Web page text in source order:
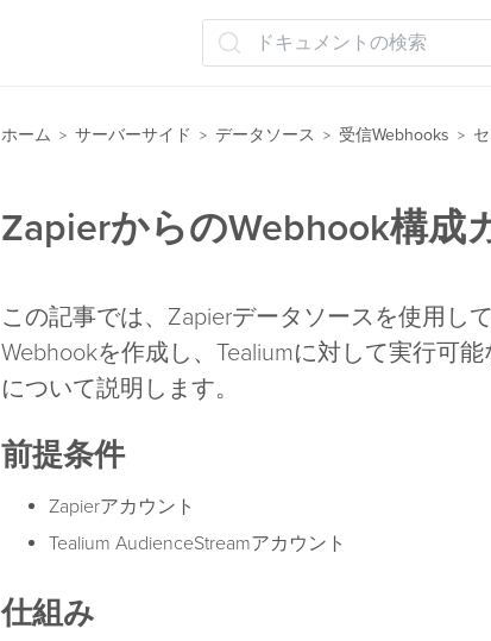
ドキュメントの検索
ホーム > サーバーサイド > データソース > 受信Webhooks >
ZapierからのWebhook構成
この記事では、Zapierデータソースを使用し
Webhookを作成し、Tealiumに対して実行可
について説明します。
前提条件
Zapierアカウント
Tealium AudienceStreamアカウント
仕組み